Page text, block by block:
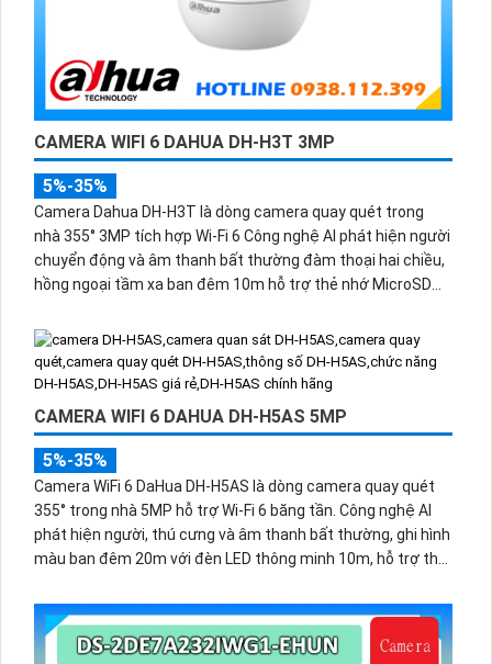
CAMERA WIFI 6 DAHUA DH-H3T 3MP
5%-35%
Camera Dahua DH-H3T là dòng camera quay quét trong
nhà 355° 3MP tích hợp Wi-Fi 6 Công nghệ AI phát hiện người
chuyển động và âm thanh bất thường đàm thoại hai chiều,
hồng ngoại tầm xa ban đêm 10m hỗ trợ thẻ nhớ MicroSD
CAMERA WIFI 6 DAHUA DH-H5AS 5MP
5%-35%
Camera WiFi 6 DaHua DH-H5AS là dòng camera quay quét
355° trong nhà 5MP hỗ trợ Wi-Fi 6 băng tần. Công nghệ AI
phát hiện người, thú cưng và âm thanh bất thường, ghi hình
màu ban đêm 20m với đèn LED thông minh 10m, hỗ trợ thẻ